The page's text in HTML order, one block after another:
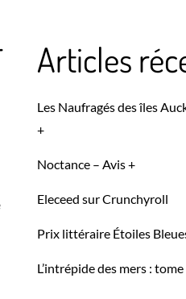
Articles
Les Naufragés des îles
+
Noctance – Avis +
Eleceed sur Crunchyroll
Prix littéraire Étoiles
L’intrépide des mers :